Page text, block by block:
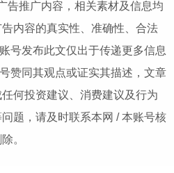
推广内容，相关素材及信息均
内容的真实性、准确性、合法
号发布此文仅出于传递更多信息
赞同其观点或证实其描述，文章
何投资建议、消费建议及行为
题，请及时联系本网 / 本账号核
。